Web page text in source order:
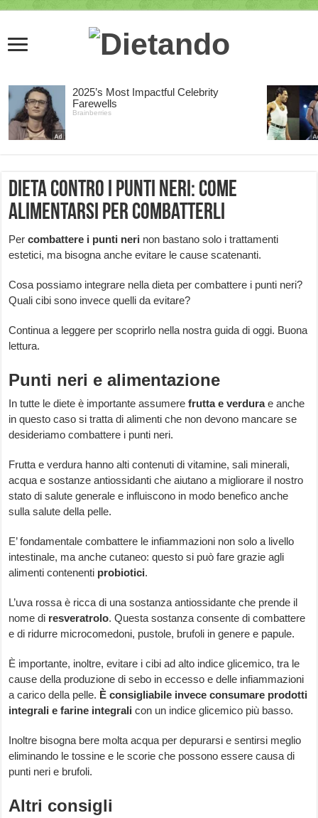
Dieta contro i punti neri: come
alimentarsi per combatterli
Percombattere i punti neri non bastano solo i trattamenti
estetici, ma bisogna anche evitare le cause scatenanti.
Cosa possiamo integrare nella dieta per combattere i punti neri?
Quali cibi sono invece quelli da evitare?
Continua a leggere per scoprirlo nella nostra guida di oggi. Buona
lettura.
Punti neri e alimentazione
In tutte le diete è importante assumerefrutta e verdurae anche
in questo caso si tratta di alimenti che non devono mancare se
desideriamo combattere i punti neri.
Frutta e verdura hanno alti contenuti di vitamine, sali minerali,
acqua e sostanze antiossidanti che aiutano a migliorare il nostro
stato di salute generale e influiscono in modo benefico anche
sulla salute della pelle.
E’ fondamentale combattere le infiammazioni non solo a livello
intestinale, ma anche cutaneo: questo si può fare grazie agli
alimenti contenenti probiotici.
L’uva rossa è ricca di una sostanza antiossidante che prende il
nome di resveratrolo. Questa sostanza consente di combattere
e di ridurre microcomedoni, pustole, brufoli in genere e papule.
È importante, inoltre, evitare i cibi ad alto indice glicemico, tra le
cause della produzione di sebo in eccesso e delle infiammazioni
a carico della pelle. È consigliabile invece consumare prodotti
integrali e farine integrali con un indice glicemico più basso.
Inoltre bisogna bere molta acqua per depurarsi e sentirsi meglio
eliminando le tossine e le scorie che possono essere causa di
punti neri e brufoli.
Altri consigli